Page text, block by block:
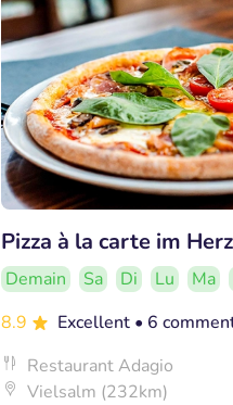
Pizza à la carte im
Demain Sa Di Lu Ma
8.9
Excellent • 6
Restaurant Adagio
Vielsalm (232km)